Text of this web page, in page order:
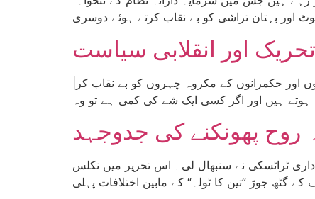
اور انقلابی سیاست
روح پھونکنے کی جدوجہد
داری ٹراٹسکی نے سنبھال لی۔ اس تحریر میں نکلس